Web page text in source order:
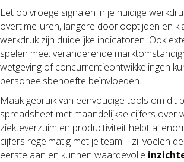
Let op vroege signalen in je huidige
overtime-uren, langere doorlooptijden en
werkdruk zijn duidelijke indicatoren. Ook
spelen mee: veranderende
wetgeving of concurrentieontwikkelingen
personeelsbehoefte beïnvloeden.
Maak gebruik van eenvoudige tools om dit
spreadsheet met maandelijkse cijfers over
ziekteverzuim en productiviteit helpt al
cijfers regelmatig met je team – zij voelen
eerste aan en kunnen waardevolle